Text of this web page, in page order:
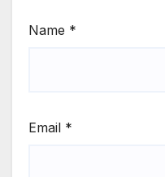
Name *
Email *